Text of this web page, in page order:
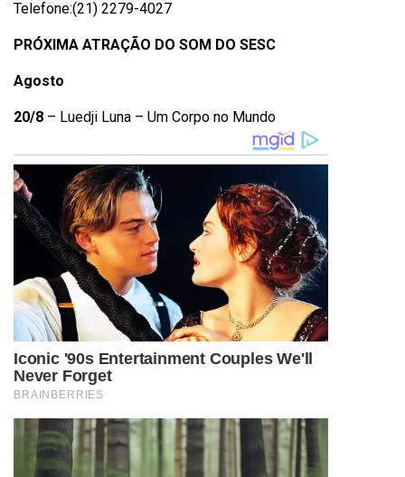
Telefone:(21) 2279-4027
PRÓXIMA ATRAÇÃO DO SOM DO SESC
Agosto
20/8 – Luedji Luna – Um Corpo no Mundo